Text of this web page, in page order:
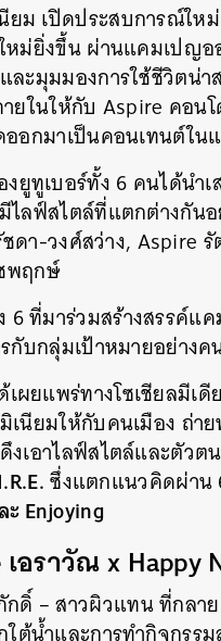
ยม เปิดประสบการณ์ให
ม่ยิ่งขึ้น ผ่านแคมเปญออ
ะมุมมองการใช้ชีวิตน่
ยในให้กับ Aspire คอ
อกมาเป็นคอนเทนต์ใ
ยูทูเบอร์ทั้ง 6 คนได้นำ
ไลฟ์สไตล์ที่แตกต่างกัน
ดา-วงศ์สว่าง, Aspire
พฤกษ์
6 ที่มาร่วมสร้างสรรค์
กับกลุ่มเป้าหมายอย่า
ผยแพร่ทางโซเชียลมีเ
นียมให้กับคนเมือง ถ่า
เอาไลฟ์สไตล์และตัว
ซึ่งแตกแนวคิดผ่าน
Enjoying
เอราวัณ x Happy
– สาวผิวแทน ที่กลา